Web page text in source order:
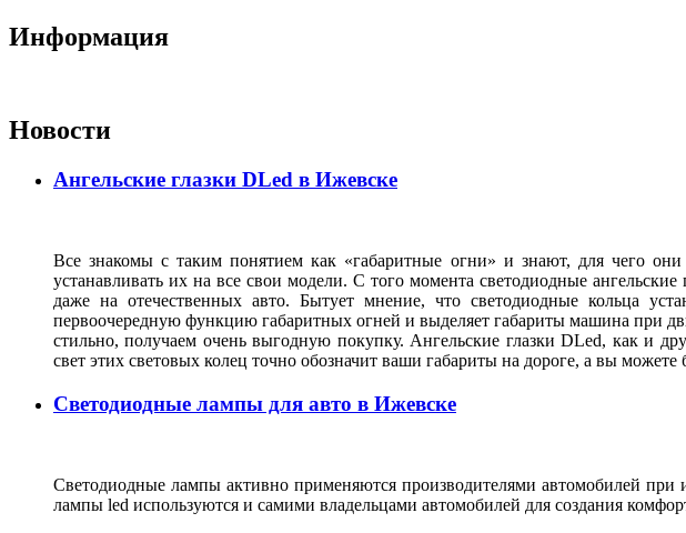
Информация
Новости
Ангельские глазки DLed в Ижевске
Все знакомы с таким понятием как «габаритные огни» и знают, для чего
устанавливать их на все свои модели. С того момента светодиодные
даже на отечественных авто. Бытует мнение, что светодиодные кольца
первоочередную функцию габаритных огней и выделяет габариты машина при
стильно, получаем очень выгодную покупку. Ангельские глазки DLed, как и
свет этих световых колец точно обозначит ваши габариты на дороге, а вы
Светодиодные лампы для авто в Ижевске
Светодиодные лампы активно применяются производителями автомобилей
лампы led используются и самими владельцами автомобилей для создания